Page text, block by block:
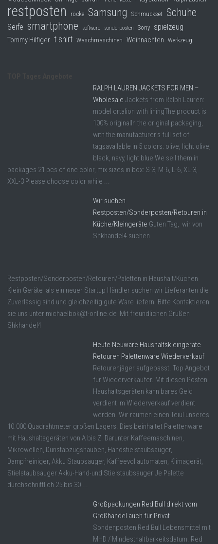
restposten röcke Samsung Schmuckset Schuhe
Seife smartphone software sonderposten Sony spielzeug
Tommy Hilfiger t shirt Waschmaschinen Weihnachten Werkzeug
RALPH LAUREN JACKETS FOR MEN –
Wholesale Jackets from Ralph Lauren:
model ortalion with liningThe product is
100% originalIn the original packaging,
with the manufacturer's full set of
tagsavailable in 5 colors: olive, light olive,
black, navy, light blue We sell them in
packages 21 pcs of one color, mix sizes in box: S-3, M-6, L-6, XL-3,
XXL-3 Please choose color while ...
Wir suchen
Restposten/Sonderposten/Retouren in
Küche/Kleingeräte Guten Tag, wir von
Shkhandel4 suchen
Restposten/Sonderposten/Retouren/Paletten in Haushalt/Küchen
Klein Geräte als ein neuer Startup Händler suchen wir Lieferanten die
Zuverlässig sind und gleichzeitig gute Ware liefern. Bitte Kontaktieren
sie uns unter michaelbok@t-online.de Mit freundlichen Grüßen
Shkhandel4
Heute Neuware Haushaltskleingeräte
Retouren Palettenware Wiederverkauf
Retourenjäger aufgepasst. Top Angebot
für Wiederverkäufer. Mit diesen Posten
Haushaltsgeräten kann bares Geld
verdient im Wiederverkauf verdient
werden. Wir räumen einen Teiul unseres
10.000 Quadrahtmeter großen Lagers. Dies beinhaltet Palettenware
mit Haushaltsgeräten von A bis Z. Darunter Kaffeemaschinen,
Mikrowellen, Dunstabzugshauben, Handstielstaubsauger,
Dampfreiniger, Akku Staubsauger, Kaffeevollautomaten, Klimagerät,
Stielstaubsauger Akku-Hand-und Stielstaubsauger Je Palette
durchschnittlich 25 bis 30 ...
Großpackungen Red Bull direkt vom
Großhandel auch für Privat
Sondenposten Red Bull Lebensmittel mit
MHD / Mindesthaltbarkeitsdatum. Red